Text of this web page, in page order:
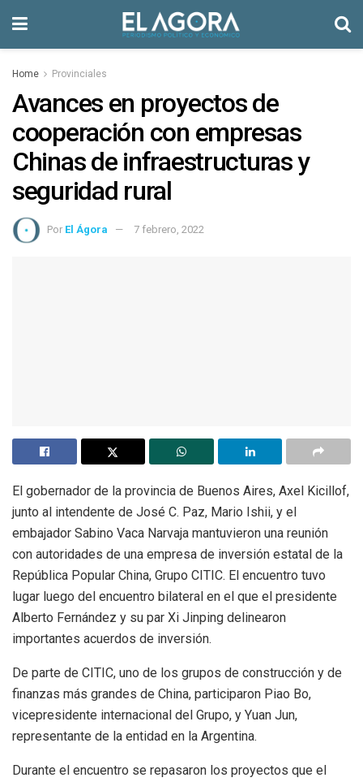
Home Provinciales
Avances en proyectos de
cooperación con empresas
Chinas de infraestructuras y
seguridad rural
Por El Ágora 7 febrero, 2022
El gobernador de la provincia de Buenos Aires, Axel Kicillof,
junto al intendente de José C. Paz, Mario Ishii, y el
embajador Sabino Vaca Narvaja mantuvieron una reunión
con autoridades de una empresa de inversión estatal de la
República Popular China, Grupo CITIC. El encuentro tuvo
lugar luego del encuentro bilateral en el que el presidente
Alberto Fernández y su par Xi Jinping delinearon
importantes acuerdos de inversión.
De parte de CITIC, uno de los grupos de construcción y de
finanzas más grandes de China, participaron Piao Bo,
vicepresidente internacional del Grupo, y Yuan Jun,
representante de la entidad en la Argentina.
Durante el encuentro se repasaron los proyectos que el